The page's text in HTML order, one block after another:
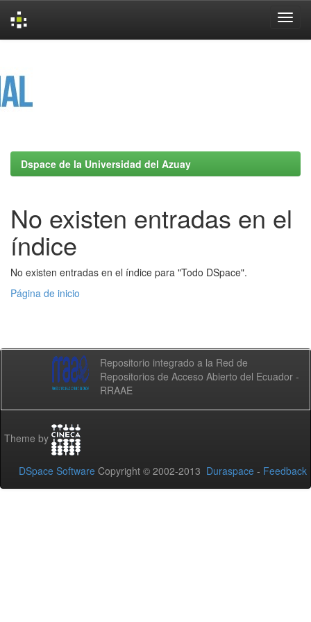
Dspace de la Universidad del Azuay
No existen entradas en el
índice
No existen entradas en el índice para "Todo DSpace".
Página de inicio
Repositorio integrado a la Red de
Repositorios de Acceso Abierto del Ecuador -
RRAAE
Theme by
DSpace Software Copyright © 2002-2013 Duraspace - Feedback